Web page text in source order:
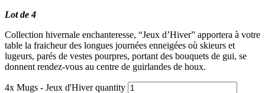
Lot de 4
Collection hivernale enchanteresse, “Jeux d’Hiver” apportera à votre
table la fraicheur des longues journées enneigées où skieurs et
lugeurs, parés de vestes pourpres, portant des bouquets de gui, se
donnent rendez-vous au centre de guirlandes de houx.
4x Mugs - Jeux d'Hiver quantity